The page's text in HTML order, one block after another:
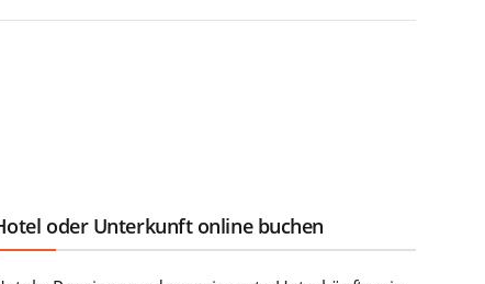
oder Unterkunft online buchen